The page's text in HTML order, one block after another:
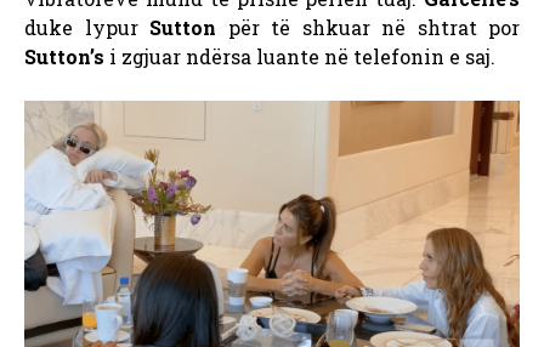
duke lypur Sutton për të shkuar në shtrat por
Sutton’s i zgjuar ndërsa luante në telefonin e saj.